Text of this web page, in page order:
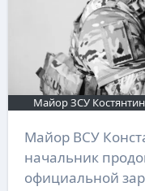
Майор ЗСУ Костянтин
Майор ВСУ Константин Свиридов, 31-летний
начальник
официальной